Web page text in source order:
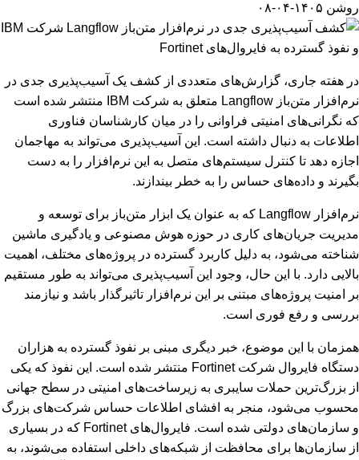
روشن ۱۴۰۵-۰۴-۰۸
در هفته جاری، گزارش‌های متعددی از کشف یک آسیب‌پذیری جدی در
نرم‌افزار متن‌باز Langflow متعلق به شرکت IBM منتشر شده است
که نگرانی‌های امنیتی فراوانی را در میان کارشناسان فناوری
اطلاعات به دنبال داشته است. این آسیب‌پذیری می‌تواند به مهاجمان
اجازه دهد تا کنترل سیستم‌های متصل به این نرم‌افزار را به دست
بگیرند و داده‌های حساس را به خطر بیندازند.
نرم‌افزار Langflow که به عنوان یک ابزار متن‌باز برای توسعه و
مدیریت جریان‌های کاری در حوزه هوش مصنوعی و یادگیری ماشین
شناخته می‌شود، به دلیل کاربرد گسترده در پروژه‌های مختلف، اهمیت
بالایی دارد. با این حال، وجود این آسیب‌پذیری می‌تواند به طور مستقیم
بر امنیت پروژه‌های مبتنی بر این نرم‌افزار تاثیرگذار باشد و نیازمند
بررسی و رفع فوری است.
همزمان با این موضوع، خبر دیگری مبنی بر نفوذ گسترده به هزاران
دستگاه فایروال شرکت Fortinet منتشر شده است. این نفوذ که یکی
از بزرگ‌ترین حملات سایبری به زیرساخت‌های امنیتی در سطح جهانی
محسوب می‌شود، منجر به افشای اطلاعات حساس شرکت‌های بزرگ
و سازمان‌های دولتی شده است. فایروال‌های Fortinet که در بسیاری
از سازمان‌ها برای محافظت از شبکه‌های داخلی استفاده می‌شوند، به